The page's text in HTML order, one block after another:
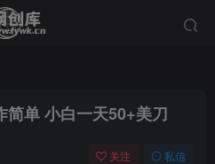
简单 小白一天50+美刀
关注 私信